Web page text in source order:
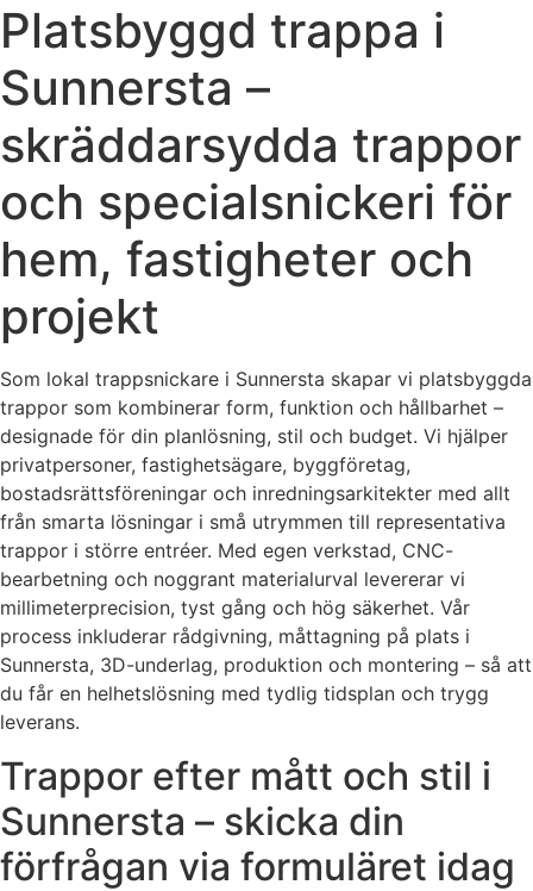
Platsbyggd trappa i
Sunnersta –
skräddarsydda trappor
och specialsnickeri för
hem, fastigheter och
projekt
Som lokal trappsnickare i Sunnersta skapar vi platsbyggda
trappor som kombinerar form, funktion och hållbarhet –
designade för din planlösning, stil och budget. Vi hjälper
privatpersoner, fastighetsägare, byggföretag,
bostadsrättsföreningar och inredningsarkitekter med allt
från smarta lösningar i små utrymmen till representativa
trappor i större entréer. Med egen verkstad, CNC-
bearbetning och noggrant materialurval levererar vi
millimeterprecision, tyst gång och hög säkerhet. Vår
process inkluderar rådgivning, måttagning på plats i
Sunnersta, 3D-underlag, produktion och montering – så att
du får en helhetslösning med tydlig tidsplan och trygg
leverans.
Trappor efter mått och stil i
Sunnersta – skicka din
förfrågan via formuläret idag